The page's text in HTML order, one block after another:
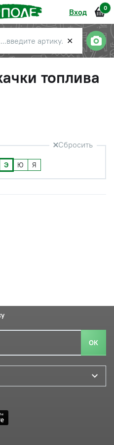
Вход 0
✕
топлива
Сбросить
Э Ю Я
ОК